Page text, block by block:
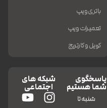
باتری ویپ
تعمیرات ویپ
کویل و کارتریج
پاسخگوی
شما هستیم
شنبه تا
شبکه های
اجتماعی